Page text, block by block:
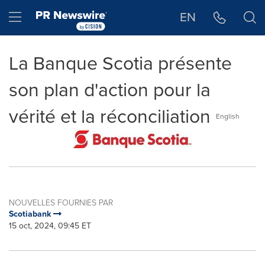
Hamburger menu EN
La Banque Scotia présente
son plan d'action pour la
vérité et la réconciliation
English
NOUVELLES FOURNIES PAR
Scotiabank
15 oct, 2024, 09:45 ET